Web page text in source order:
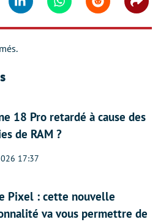
Linkedin WhatsappReddit
18 Pro retardé à cause des
de RAM ?
17:37
Pixel : cette nouvelle
va vous permettre de